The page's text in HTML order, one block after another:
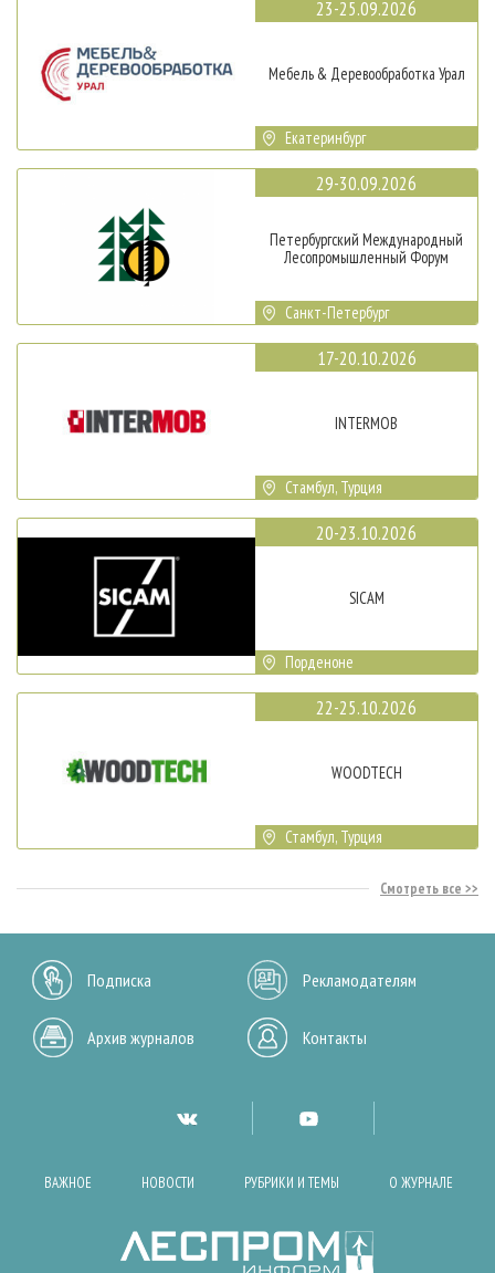
23-25.09.2026
Мебель & Деревообработка Урал
Екатеринбург
29-30.09.2026
Петербургский Международный
Лесопромышленный Форум
Санкт-Петербург
17-20.10.2026
INTERMOB
Стамбул, Турция
20-23.10.2026
SICAM
Порденоне
22-25.10.2026
WOODTECH
Стамбул, Турция
Смотреть все
Подписка Рекламодателям
Архив журналов Контакты
ВАЖНОЕ НОВОСТИ РУБРИКИ И ТЕМЫ О ЖУРНАЛЕ